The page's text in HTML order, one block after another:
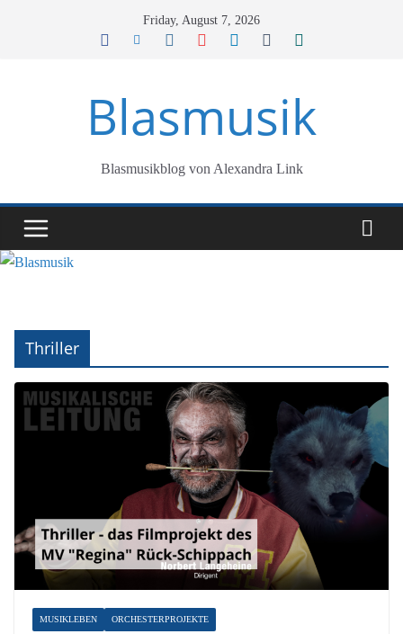
Friday, August 7, 2026
Blasmusik
Blasmusikblog von Alexandra Link
Thriller
MUSIKLEBEN ORCHESTERPROJEKTE